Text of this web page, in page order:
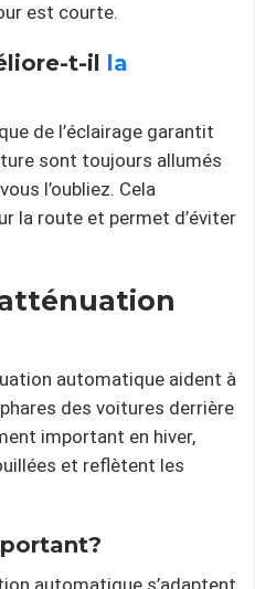
est courte.
t-il la
de l’éclairage garantit
sont toujours allumés
l’oubliez. Cela
la route et permet d’éviter
automatique aident à
des voitures derrière
important en hiver,
et reflètent les